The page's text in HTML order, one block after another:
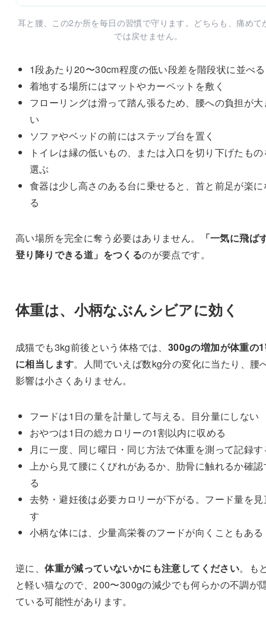
耳と腰、この2か所を毎日の習慣で守ります。どちらも、痛めて
では戻せません。
1段あたり20〜30cm程度の低い段差を階段状に並べる
着地する場所にはマットやカーペットを敷く
フローリングは滑って踏ん張るため、腰への負担が大
い
ソファやベッドの前にはステップ台を置く
トイレは縁の低いもの、または入口を切り下げたもの
選ぶ
食器は少し高さのある台に乗せると、首と前足が楽に
る
高い場所を完全に奪う必要はありません。
「一気に飛ば
登り降りできる道」をつくるのが要点です。
体重は、小柄なぶんシビアに効く
成猫でも3kg前後という体格では、 300gの増加が体重の
に相当します。人間でいえば数kg分の変化に当たり、腰
影響は小さくありません。
フードは1日の量を計量して与える。目分量にしない
おやつは1日の総カロリーの1割以内に収める
月に一度、同じ曜日・同じ方法で体重を測って記録す
上から見て腰にくびれがあるか、肋骨に触れるか確認
る
去勢・避妊後は必要カロリーが下がる。フード量を見
す
小柄な体には、少量高栄養のフードが向くこともある
逆に、体重が減っていないかにも注意してください。も
と軽い猫なので、200〜300gの減少でも何らかの不調が
ている可能性があります。